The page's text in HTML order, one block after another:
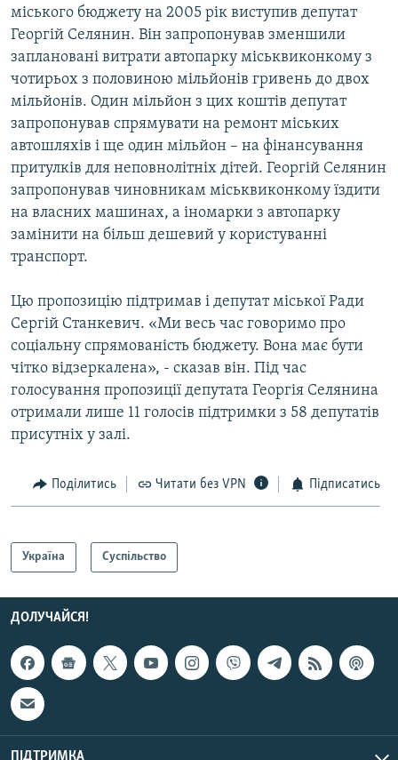
міського бюджету на 2005 рік виступив депутат
Георгій Селянин. Він запропонував зменшили
заплановані витрати автопарку міськвиконкому з
чотирьох з половиною мільйонів гривень до двох
мільйонів. Один мільйон з цих коштів депутат
запропонував спрямувати на ремонт міських
автошляхів і ще один мільйон – на фінансування
притулків для неповнолітніх дітей. Георгій Селянин
запропонував чиновникам міськвиконкому їздити
на власних машинах, а іномарки з автопарку
замінити на більш дешевий у користуванні
транспорт.
Цю пропозицію підтримав і депутат міської Ради
Сергій Станкевич. «Ми весь час говоримо про
соціальну спрямованість бюджету. Вона має бути
чітко відзеркалена», - сказав він. Під час
голосування пропозиції депутата Георгія Селянина
отримали лише 11 голосів підтримки з 58 депутатів
присутніх у залі.
Поділитись Читати без VPN Підписатись
Україна Суспільство
ДОЛУЧАЙСЯ!
ПІДТРИМКА